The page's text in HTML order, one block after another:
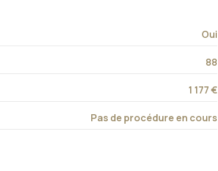
Oui
88
1 177 €
Pas de procédure en cours